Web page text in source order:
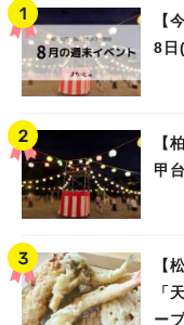
【
8日
【
甲
【
「
ー